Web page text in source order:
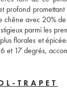
profond
chêne avec 20%
parmi les
florales et
et 17 degrés,
TRAPET